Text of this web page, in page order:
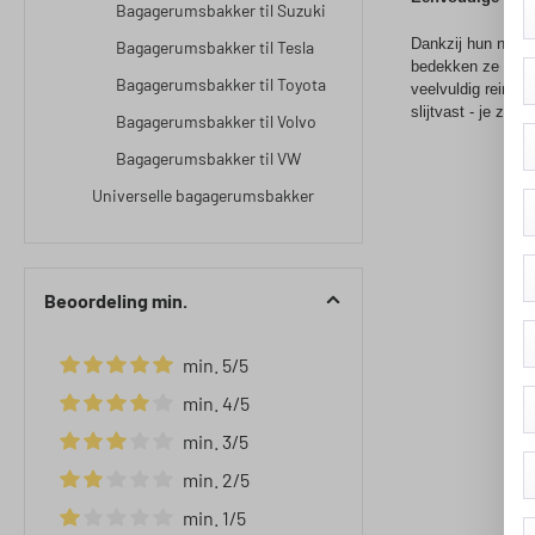
Bagagerumsbakker til Suzuki
Bagagerumsbakker til Tesla
Bagagerumsbakker til Toyota
Bagagerumsbakker til Volvo
Bagagerumsbakker til VW
Universelle bagagerumsbakker
Beoordeling min.
Filter toevoegen: Minimale waardering van 5 van de 5
min. 5/5
Filter toevoegen: Minimale waardering van 4 van de 5
min. 4/5
Filter toevoegen: Minimale waardering van 3 van de 5
min. 3/5
Filter toevoegen: Minimale waardering van 2 van de 5
min. 2/5
min. 1/5
Dankzij hun
bedekken ze het
veelvuldig
slijtvast - je zult